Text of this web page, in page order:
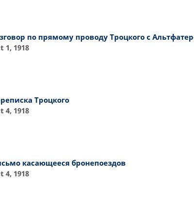
по прямому проводу Троцкого с
1, 1918
Троцкого
4, 1918
касающееся бронепоездов
4, 1918